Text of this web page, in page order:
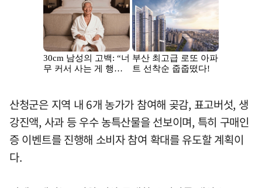
산청군은 지역 내 6개 농가가 참여해 곶감, 표고버섯, 생
강진액, 사과 등 우수 농특산물을 선보이며, 특히 구매인
증 이벤트를 진행해 소비자 참여 확대를 유도할 계획이
다.